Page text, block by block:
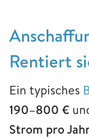
Rentiert
Ein typisches
190–800 €
Strom pro